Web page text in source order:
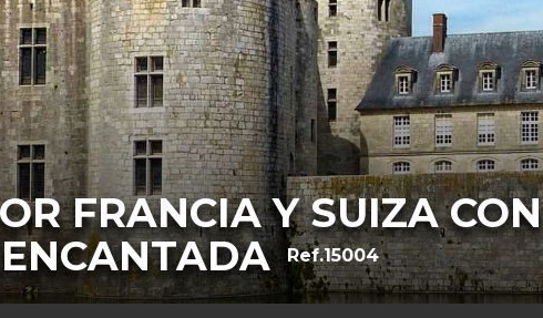
FRANCIA Y SUIZA CON
Ref.15004